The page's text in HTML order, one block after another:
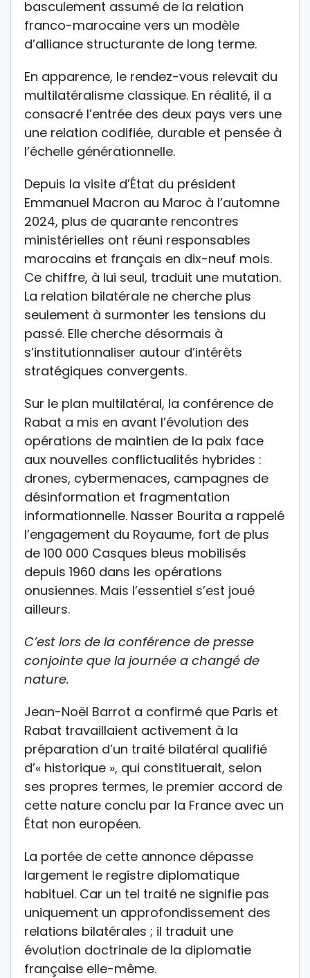
basculement assumé de la relation
franco-marocaine vers un modèle
d’alliance structurante de long terme.
En apparence, le rendez-vous relevait du
multilatéralisme classique. En réalité, il a
consacré l’entrée des deux pays vers une
une relation codifiée, durable et pensée à
l’échelle générationnelle.
Depuis la visite d’État du président
Emmanuel Macron au Maroc à l’automne
2024, plus de quarante rencontres
ministérielles ont réuni responsables
marocains et français en dix-neuf mois.
Ce chiffre, à lui seul, traduit une mutation.
La relation bilatérale ne cherche plus
seulement à surmonter les tensions du
passé. Elle cherche désormais à
s’institutionnaliser autour d’intérêts
stratégiques convergents.
Sur le plan multilatéral, la conférence de
Rabat a mis en avant l’évolution des
opérations de maintien de la paix face
aux nouvelles conflictualités hybrides :
drones, cybermenaces, campagnes de
désinformation et fragmentation
informationnelle. Nasser Bourita a rappelé
l’engagement du Royaume, fort de plus
de 100 000 Casques bleus mobilisés
depuis 1960 dans les opérations
onusiennes. Mais l’essentiel s’est joué
ailleurs.
C’est lors de la conférence de presse
conjointe que la journée a changé de
nature.
Jean-Noël Barrot a confirmé que Paris et
Rabat travaillaient activement à la
préparation d’un traité bilatéral qualifié
d’« historique », qui constituerait, selon
ses propres termes, le premier accord de
cette nature conclu par la France avec un
État non européen.
La portée de cette annonce dépasse
largement le registre diplomatique
habituel. Car un tel traité ne signifie pas
uniquement un approfondissement des
relations bilatérales ; il traduit une
évolution doctrinale de la diplomatie
française elle-même.